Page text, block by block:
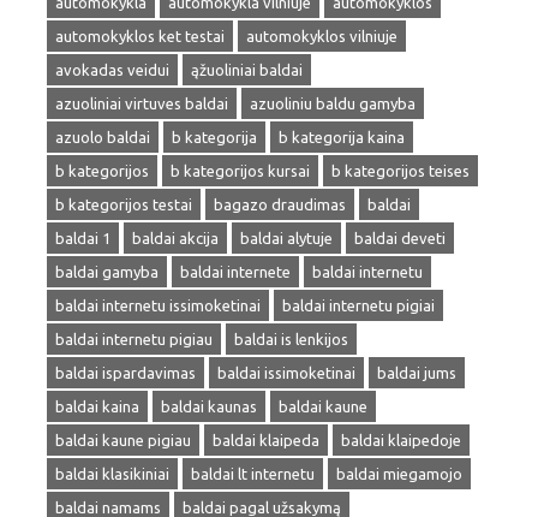
automokyklos ket testai
automokyklos vilniuje
avokadas veidui
ąžuoliniai baldai
azuoliniai virtuves baldai
azuoliniu baldu gamyba
azuolo baldai
b kategorija
b kategorija kaina
b kategorijos
b kategorijos kursai
b kategorijos teises
b kategorijos testai
bagazo draudimas
baldai
baldai 1
baldai akcija baldai alytuje
baldai deveti
baldai gamyba
baldai internete
baldai internetu
baldai internetu issimoketinai
baldai internetu pigiai
baldai internetu pigiau
baldai is lenkijos
baldai ispardavimas
baldai issimoketinai
baldai jums
baldai kaina
baldai kaunas
baldai kaune
baldai kaune pigiau
baldai klaipeda
baldai klaipedoje
baldai klasikiniai
baldai lt internetu
baldai miegamojo
baldai namams
baldai pagal užsakymą